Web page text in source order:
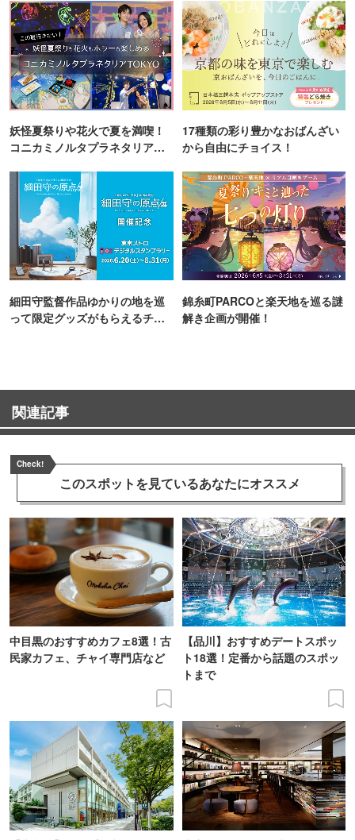
妖怪夏祭りや花火で夏を満喫！
コニカミノルタプラネタリア
17種類の彩り豊かなおばんざい
から自由にチョイス！
細田守監督作品ゆかりの地を巡
って限定グッズがもらえるチャ
錦糸町PARCOと楽天地を巡る謎
解き企画が開催！
関連記事
Check!
このスポットを見ているあなたにオススメ
中目黒のおすすめカフェ8選！古
民家カフェ、チャイ専門店など
【品川】おすすめデートスポッ
ト18選！定番から話題のスポッ
トまで